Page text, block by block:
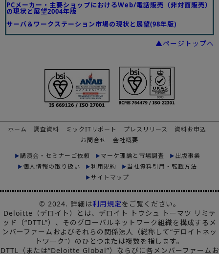
PCメーカー・主要ショップにおけるWeb/電話販売（非対面販売）
の現状と展望2004年版
サーバ＆ワークステーション市場の現状と展望(98年版)
▲ページトップへ
ホーム 調査資料 ミックITリポート プレスリリース
資料お申込
お問合せ
会社概要
講演会・セミナーご依頼
マーケ理論と市場調査
出版事業
個人情報の取り扱い
利用規約
当社資料引用・転載方法
サイトマップ
© 2024. 詳細は利用規定をご覧ください。
Deloitte（デロイト）とは、デロイト トウシュ トーマツ リミテ
ッド（“DTTL”）、そのグローバルネットワーク組織を構成するメ
ンバーファームおよびそれらの関係法人（総称して“デロイトネッ
トワーク”）のひとつまたは複数を指します。
DTTL（または“Deloitte Global”）ならびに各メンバーファームお